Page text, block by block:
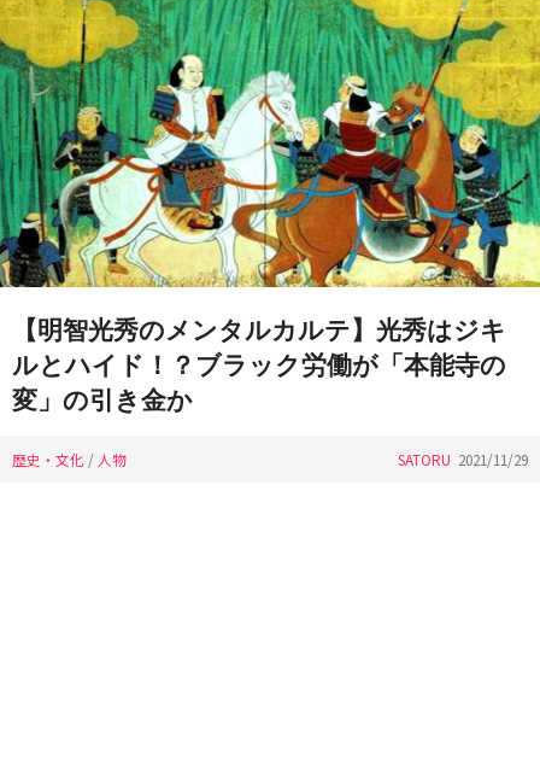
【明智光秀のメンタルカルテ】光秀はジキ
ルとハイド！？ブラック労働が「本能寺の
変」の引き金か
歴史・文化 / 人物 SATORU 2021/11/29